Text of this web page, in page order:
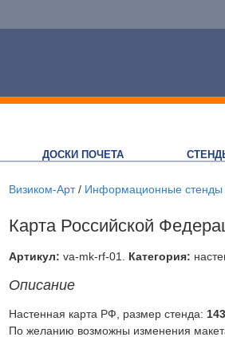
ДОСКИ ПОЧЕТА
Визиком-Арт/ Информационные стенды
Карта Российской
Артикул: va-mk-rf-01 Категория:
Описание
Настенная карта РФ, размер стенда:
По желанию возможны изменения